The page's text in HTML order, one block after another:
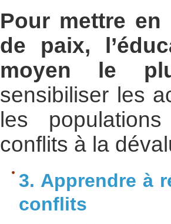
Pour mettre
de paix,
moyen le
sensibiliser les
les
conflits à la
3. Apprendre à
conflits